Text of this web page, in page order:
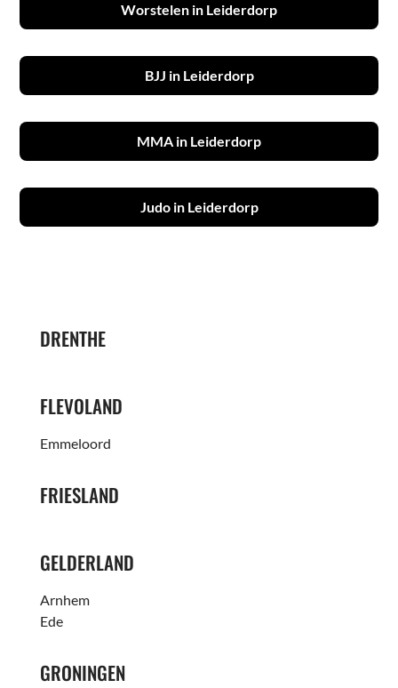
Worstelen in Leiderdorp
BJJ in Leiderdorp
MMA in Leiderdorp
Judo in Leiderdorp
DRENTHE
FLEVOLAND
Emmeloord
FRIESLAND
GELDERLAND
Arnhem
Ede
GRONINGEN